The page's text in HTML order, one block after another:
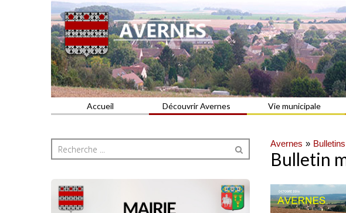
AVERNES
Commune du Val d'Oise
Accueil Découvrir Avernes Vie municipale
Avernes
Bulletin